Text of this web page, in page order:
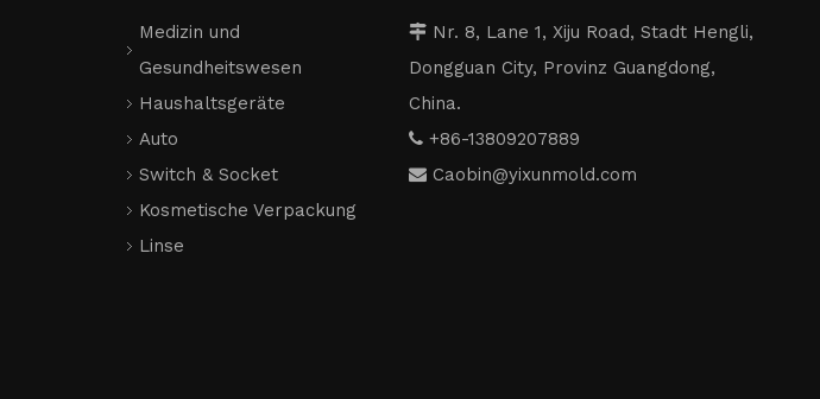
Medizin und
Gesundheitswesen
Haushaltsgeräte
Auto
Switch & Socket
Kosmetische Verpackung
Linse
Nr. 8, Lane 1, Xiju Road, Stadt Hengli,
Dongguan City, Provinz Guangdong,
China.
+86-13809207889
Caobin@yixunmold.com